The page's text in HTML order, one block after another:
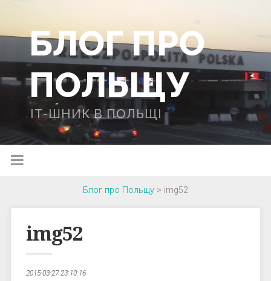
БЛОГ ПРО
ПОЛЬЩУ
IT-ШНИК В ПОЛЬЩІ
Блог про Польщу > img52
img52
2015-03-27 23:10:16